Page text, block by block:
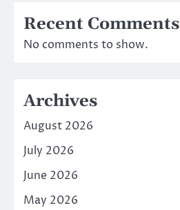
Recent Comments
No comments to show.
Archives
August 2026
July 2026
June 2026
May 2026